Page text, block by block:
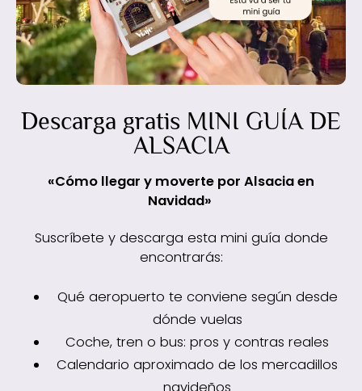
Descarga gratis MINI GUÍA DE
ALSACIA
«Cómo llegar y moverte por Alsacia en
Navidad»
Suscríbete y descarga esta mini guía donde
encontrarás:
Qué aeropuerto te conviene según desde
dónde vuelas
Coche, tren o bus: pros y contras reales
Calendario aproximado de los mercadillos
navideños